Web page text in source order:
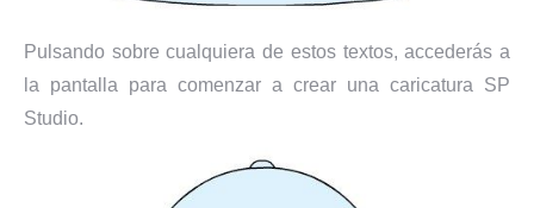
Pulsando sobre cualquiera de estos textos, accederás a
la pantalla para comenzar a crear una caricatura SP
Studio.